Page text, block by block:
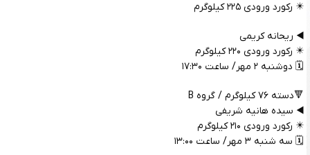
✴️ رکورد ورودی ۲۲۵ کیلوگرم
◀️ ریحانه کریمی
✴️ رکورد ورودی ۲۲۰ کیلوگرم
🗓️ دوشنبه ۲ مهر/ ساعت ۱۷:۳۰
🔻دسته ۷۶ کیلوگرم / گروه B
◀️ سیده هانیه شریفی
✴️ رکورد ورودی ۲۱۰ کیلوگرم
🗓️ سه شنبه ۳ مهر/ ساعت ۱۳:۰۰